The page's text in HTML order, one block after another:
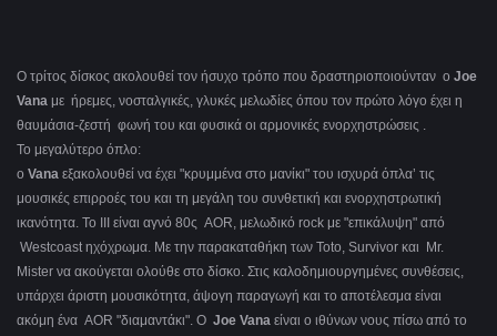
Ο τρίτος δίσκος ακολουθεί τον ήσυχο τρόπο που δραστηριοποιούνταν ο Joe
Vana με ήρεμες, νοσταλγικές, γλυκές μελωδίες όπου τον πρώτο λόγο έχει η
θαυμάσια-ζεστή φωνή του και φυσικά οι αρμονικές ενορχηστρώσεις .
Το μεγαλύτερο όπλο:
ο Vana εξακολουθεί να έχει "κρυμμένα στο μανίκι" του ισχυρά όπλα’ τις
μουσικές επιρροές του και τη μεγάλη του συνθετική και ενορχηστρωτική
ικανότητα. Το ΙΙΙ είναι αγνό 80ς AOR, μελωδικό rock με "επικάλυψη" από
Westcoast ηχόχρωμα. Με την παρακαταθήκη των Toto, Survivor και Mr.
Mister να ακούγεται ολούθε στο δίσκο. Στις καλοδημιουργημένες συνθέσεις,
υπάρχει άριστη μουσικότητα, άψογη παραγωγή και το αποτέλεσμα είναι
ακόμη ένα AOR "διαμαντάκι". Ο Joe Vana είναι ο ιθύνων νους πίσω από το